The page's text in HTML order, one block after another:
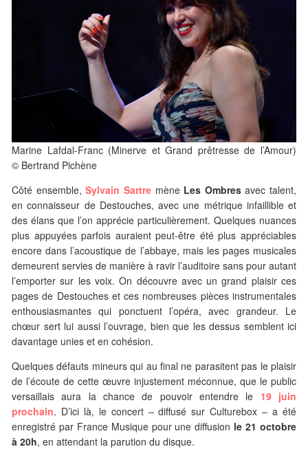
Marine Lafdal-Franc (Minerve et Grand prêtresse de l’Amour)
© Bertrand Pichène
Côté ensemble,Sylvain Sartremène Les Ombresavec talent,
en connaisseur de Destouches, avec une métrique infaillible et
des élans que l’on apprécie particulièrement. Quelques nuances
plus appuyées parfois auraient peut-être été plus appréciables
encore dans l’acoustique de l’abbaye, mais les pages musicales
demeurent servies de manière à ravir l’auditoire sans pour autant
l’emporter sur les voix. On découvre avec un grand plaisir ces
pages de Destouches et ces nombreuses pièces instrumentales
enthousiasmantes qui ponctuent l’opéra, avec grandeur. Le
chœur sert lui aussi l’ouvrage, bien que les dessus semblent ici
davantage unies et en cohésion.
Quelques défauts mineurs qui au final ne parasitent pas le plaisir
de l’écoute de cette œuvre injustement méconnue, que le public
versaillais aura la chance de pouvoir entendre le 19 juin
prochain. D’ici là, le concert – diffusé sur Culturebox – a été
enregistré par France Musique pour une diffusion le 21 octobre
à 20h, en attendant la parution du disque.